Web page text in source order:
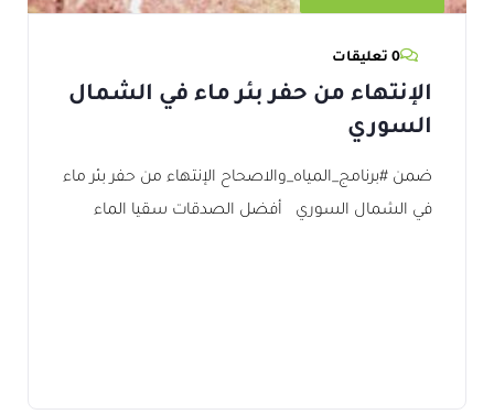
0 تعليقات
الإنتهاء من حفر بئر ماء في الشمال
السوري
ضمن #برنامج_المياه_والاصحاح الإنتهاء من حفر بئر ماء
في الشمال السوري أفضل الصدقات سقيا الماء